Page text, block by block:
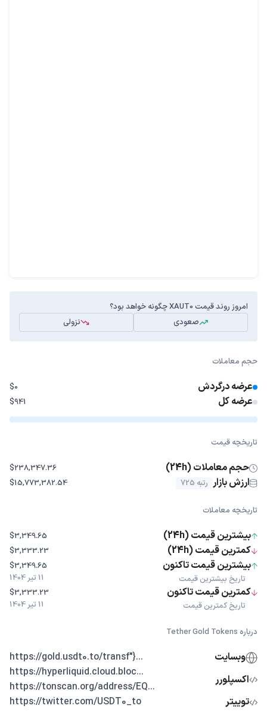
امروز روند قیمت XAUT0 چگونه خواهد بود؟
صعودی
نزولی
حجم معاملات
عرضه درگردش $0
عرضه کل $941
تاریخچه قیمت
حجم معاملات (24h) $238,347.36
ارزش بازار رتبه 725 $15,773,382.54
تاریخچه معاملات
بیشترین قیمت (24h) $3,349.65
کمترین قیمت (24h) $3,333.23
بیشترین قیمت تاکنون
تاریخ بیشترین قیمت
$3,349.65
11 تیر 1404
کمترین قیمت تاکنون
تاریخ کمترین قیمت
$3,333.23
11 تیر 1404
درباره Tether Gold Tokens
وبسایت
...{"https://gold.usdt0.to/transf
اکسپلورر
...https://hyperliquid.cloud.bloc
...https://tonscan.org/address/EQ
توییتر
https://twitter.com/USDT0_to